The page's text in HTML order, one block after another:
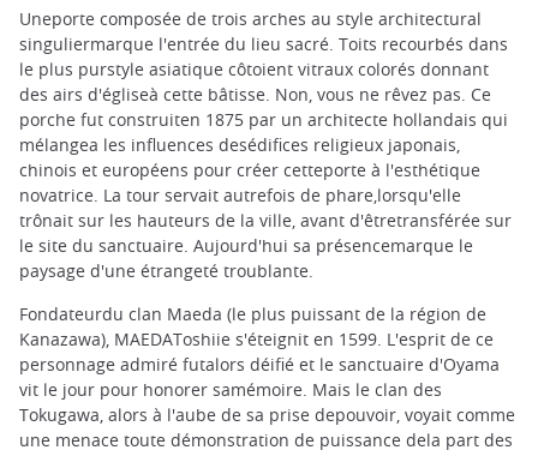
Uneporte composée de trois arches au style architectural
singuliermarque l'entrée du lieu sacré. Toits recourbés dans
le plus purstyle asiatique côtoient vitraux colorés donnant
des airs d'égliseà cette bâtisse. Non, vous ne rêvez pas. Ce
porche fut construiten 1875 par un architecte hollandais qui
mélangea les influences desédifices religieux japonais,
chinois et européens pour créer cetteporte à l'esthétique
novatrice. La tour servait autrefois de phare,lorsqu'elle
trônait sur les hauteurs de la ville, avant d'êtretransférée sur
le site du sanctuaire. Aujourd'hui sa présencemarque le
paysage d'une étrangeté troublante.
Fondateurdu clan Maeda (le plus puissant de la région de
Kanazawa), MAEDAToshiie s'éteignit en 1599. L'esprit de ce
personnage admiré futalors déifié et le sanctuaire d'Oyama
vit le jour pour honorer samémoire. Mais le clan des
Tokugawa, alors à l'aube de sa prise depouvoir, voyait comme
une menace toute démonstration de puissance dela part des